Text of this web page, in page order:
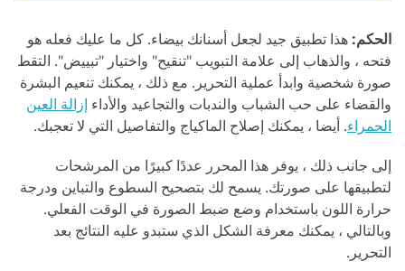
الحكم: هذا تطبيق جيد لجعل أسنانك بيضاء. كل ما عليك فعله هو
فتحه ، والذهاب إلى علامة التبويب "تنقيح" واختيار "تبييض". التقط
صورة شخصية وابدأ عملية التحرير. مع ذلك ، يمكنك تنعيم البشرة
والقضاء على حب الشباب والندبات والتجاعيد والأداء إزالة العين
الحمراء. أيضا ، يمكنك إصلاح الماكياج والتفاصيل التي لا تعجبك.
إلى جانب ذلك ، يوفر هذا المحرر عددًا كبيرًا من المرشحات
لتطبيقها على صورتك. يسمح لك بتصحيح السطوع والتباين ودرجة
حرارة اللون باستخدام وضع ضبط الصورة في الوقت الفعلي.
وبالتالي ، يمكنك معرفة الشكل الذي ستبدو عليه النتائج بعد
التحرير.